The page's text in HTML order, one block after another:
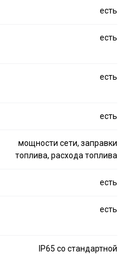
есть
есть
есть
есть
мощности сети, заправки
топлива, расхода топлива
есть
есть
IP65 со стандартной